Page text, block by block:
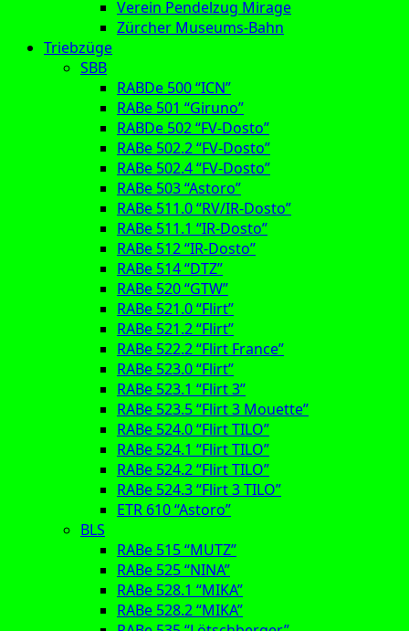
Verein Pendelzug Mirage
Zürcher Museums-Bahn
Triebzüge
SBB
RABDe 500 “ICN”
RABe 501 “Giruno”
RABDe 502 “FV-Dosto”
RABe 502.2 “FV-Dosto”
RABe 502.4 “FV-Dosto”
RABe 503 “Astoro”
RABe 511.0 “RV/IR-Dosto”
RABe 511.1 “IR-Dosto”
RABe 512 “IR-Dosto”
RABe 514 “DTZ”
RABe 520 “GTW”
RABe 521.0 “Flirt”
RABe 521.2 “Flirt”
RABe 522.2 “Flirt France”
RABe 523.0 “Flirt”
RABe 523.1 “Flirt 3”
RABe 523.5 “Flirt 3 Mouette”
RABe 524.0 “Flirt TILO”
RABe 524.1 “Flirt TILO”
RABe 524.2 “Flirt TILO”
RABe 524.3 “Flirt 3 TILO”
ETR 610 “Astoro”
BLS
RABe 515 “MUTZ”
RABe 525 “NINA”
RABe 528.1 “MIKA”
RABe 528.2 “MIKA”